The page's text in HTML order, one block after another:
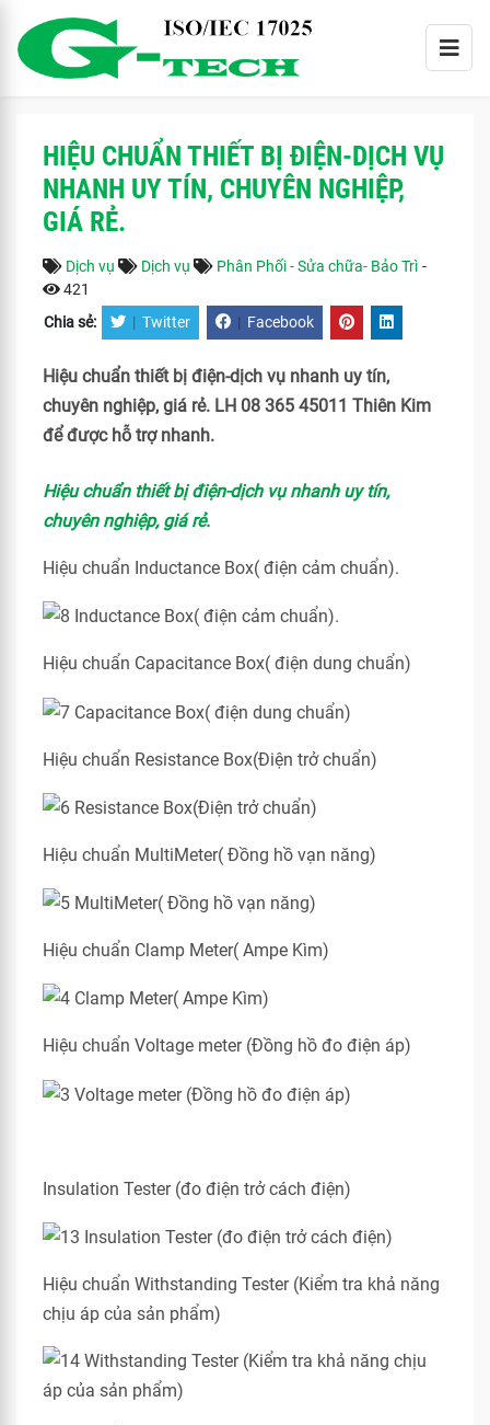
HIỆU CHUẨN THIẾT BỊ ĐIỆN-DỊCH VỤ
NHANH UY TÍN, CHUYÊN NGHIỆP,
GIÁ RẺ.
Dịch vụ Dịch vụ Phân Phối - Sửa chữa- Bảo Trì -
421
Chia sẻ: | Twitter | Facebook
Hiệu chuẩn thiết bị điện-dịch vụ nhanh uy tín,
chuyên nghiệp, giá rẻ. LH 08 365 45011 Thiên Kim
để được hỗ trợ nhanh.
Hiệu chuẩn thiết bị điện-dịch vụ nhanh uy tín,
chuyên nghiệp, giá rẻ.
Hiệu chuẩn Inductance Box( điện cảm chuẩn).
Hiệu chuẩn Capacitance Box( điện dung chuẩn)
Hiệu chuẩn Resistance Box(Điện trở chuẩn)
Hiệu chuẩn MultiMeter( Đồng hồ vạn năng)
Hiệu chuẩn Clamp Meter( Ampe Kìm)
Hiệu chuẩn Voltage meter (Đồng hồ đo điện áp)
Insulation Tester (đo điện trở cách điện)
Hiệu chuẩn Withstanding Tester (Kiểm tra khả năng
chịu áp của sản phẩm)